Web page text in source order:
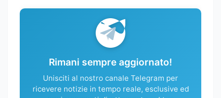
Rimani sempre aggiornato!
Unisciti al nostro canale Telegram per
ricevere notizie in tempo reale, esclusive ed